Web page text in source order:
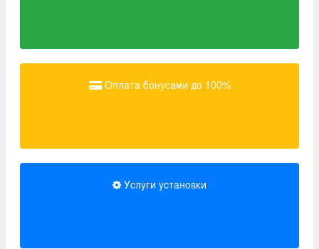
Оплата бонусами до 100%
Услуги установки